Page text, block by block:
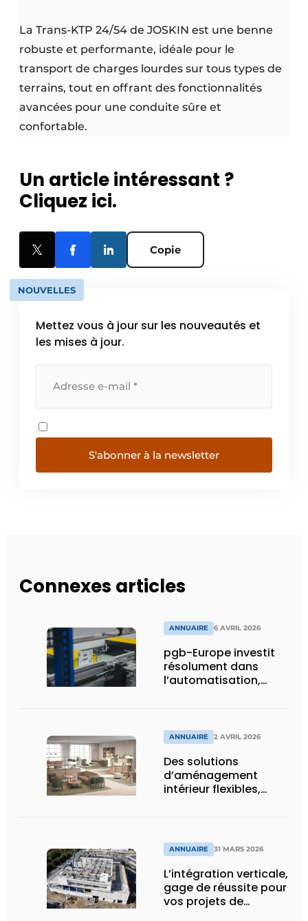
La Trans-KTP 24/54 de JOSKIN est une benne
robuste et performante, idéale pour le
transport de charges lourdes sur tous types de
terrains, tout en offrant des fonctionnalités
avancées pour une conduite sûre et
confortable.
Un article intéressant ?
Cliquez ici.
Copie
NOUVELLES
Mettez vous à jour sur les nouveautés et
les mises à jour.
S'abonner à la newsletter
Connexes articles
ANNUAIRE 6 AVRIL 2026
pgb-Europe investit
résolument dans
l’automatisation,
ANNUAIRE 2 AVRIL 2026
Des solutions
d’aménagement
intérieur flexibles,
ANNUAIRE 31 MARS 2026
L’intégration verticale,
gage de réussite pour
vos projets de